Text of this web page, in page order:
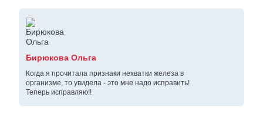
Бирюкова Ольга
Когда я прочитала признаки нехватки железа в
организме, то увидела - это мне надо исправить!
Теперь исправляю!!